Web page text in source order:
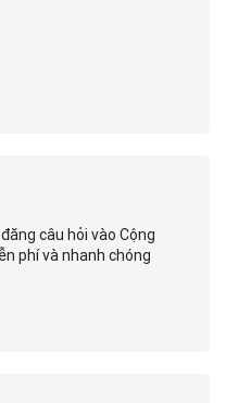
câu hỏi vào Cộng
phí và nhanh chóng